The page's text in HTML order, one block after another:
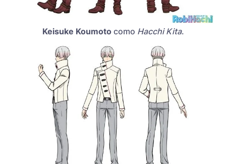
Keisuke Koumotocomo Hacchi Kita.